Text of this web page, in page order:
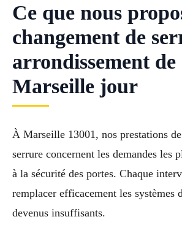
Ce que nous
changement de
arrondissement de
Marseille jour
À Marseille 13001, nos prestations
serrure concernent les demandes les
à la sécurité des portes. Chaque
remplacer efficacement les systèmes
devenus insuffisants.